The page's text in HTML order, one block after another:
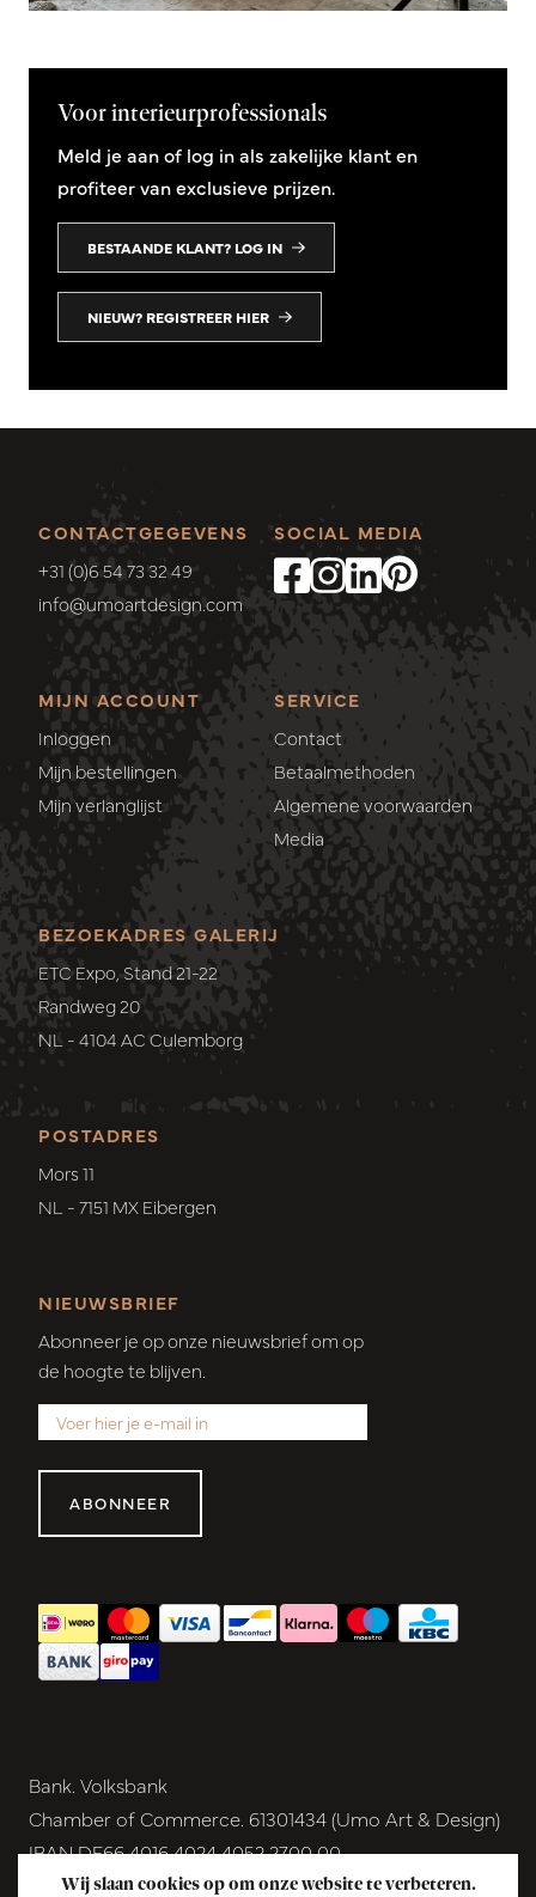
Voor interieurprofessionals
Meld je aan of log in als zakelijke klant en
profiteer van exclusieve prijzen.
BESTAANDE KLANT? LOG IN
NIEUW? REGISTREER HIER
CONTACTGEGEVENS
+31 (0)6 54 73 32 49
info@umoartdesign.com
MIJN ACCOUNT
Inloggen
Mijn bestellingen
Mijn verlanglijst
SERVICE
Contact
Betaalmethoden
Algemene voorwaarden
Media
SOCIAL MEDIA
POSTADRES
Mors 11
NL - 7151 MX Eibergen
BEZOEKADRES GALERIJ
ETC Expo, Stand 21-22
Randweg 20
NL - 4104 AC Culemborg
NIEUWSBRIEF
Abonneer je op onze nieuwsbrief om op
de hoogte te blijven.
ABONNEER
Bank. Volksbank
Chamber of Commerce. 61301434 (Umo Art & Design)
IBAN DE66 4016 4024 4052 2700 00
BIC GENODEM1GRN
Wij slaan cookies op om onze website te verbeteren.